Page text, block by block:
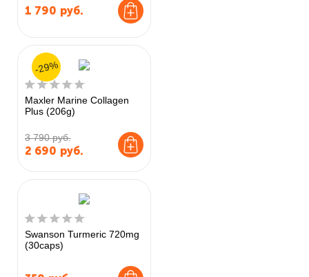
1 790 руб.
Maxler Marine Collagen
Plus (206g)
3 790 руб.
2 690 руб.
-29%
Swanson Turmeric 720mg
(30caps)